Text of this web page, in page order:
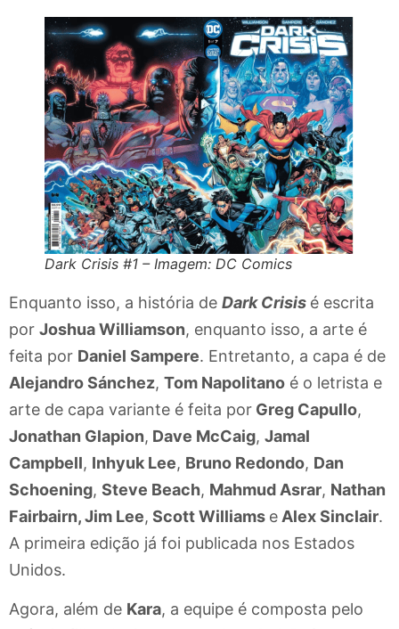
Dark Crisis #1 – Imagem: DC Comics
Enquanto isso, a história de Dark Crisis é escrita
por Joshua Williamson, enquanto isso, a arte é
feita por Daniel Sampere. Entretanto, a capa é de
Alejandro Sánchez, Tom Napolitano é o letrista e
arte de capa variante é feita por Greg Capullo,
Jonathan Glapion, Dave McCaig, Jamal
Campbell, Inhyuk Lee, Bruno Redondo, Dan
Schoening, Steve Beach, Mahmud Asrar, Nathan
Fairbairn, Jim Lee, Scott Williams e Alex Sinclair.
A primeira edição já foi publicada nos Estados
Unidos.
Agora, além de Kara, a equipe é composta pelo